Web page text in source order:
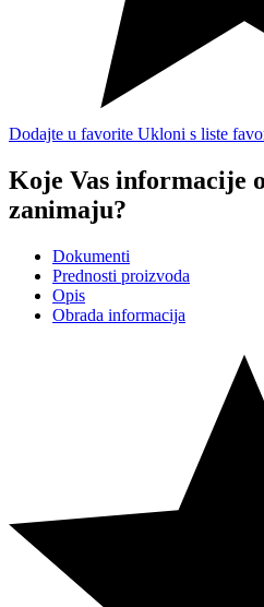
Dodajte u favorite Ukloni s liste
Koje Vas informacije
zanimaju?
Dokumenti
Prednosti proizvoda
Opis
Obrada informacija